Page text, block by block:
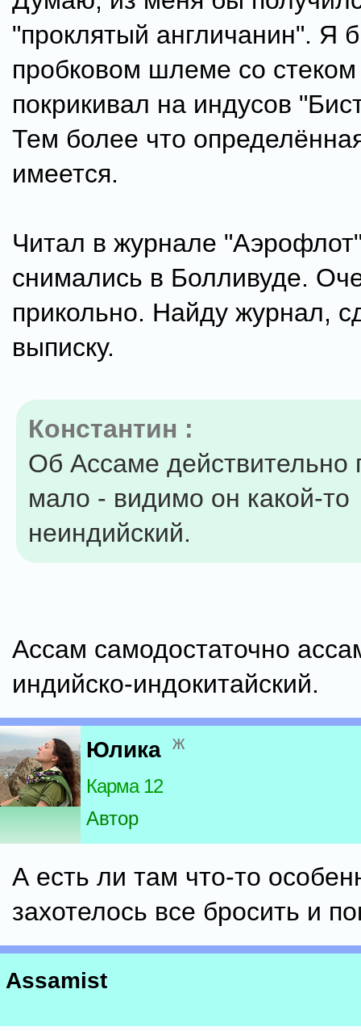
"проклятый англичанин". Я
пробковом шлеме со
покрикивал на индусов
Тем более что
имеется.
Читал в журнале
снимались в Болливуде.
прикольно. Найду журнал,
выписку.
Константин :
Об Ассаме действительно
мало - видимо он какой-то
неиндийский.
Ассам самодостаточно
индийско-индокитайский.
Юлика ж
Карма 12
Автор
А есть ли там что-то
захотелось все бросить и
Assamist